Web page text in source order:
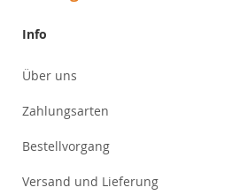
Info
Über uns
Zahlungsarten
Bestellvorgang
Versand und Lieferung